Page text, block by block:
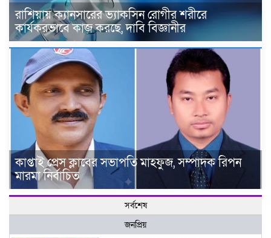
রাশিয়ায় ক্যানসারের ভ্যাকসিন রোগীর শরীরে
কার্যকরভাবে কাজ করছে, দাবি বিজ্ঞানীর
কাপ্তাই প্রেস ক্লাবের সভাপতি মাহফুজ, সম্পাদক রিপন
মারমা নির্বাচিত
সর্বশেষ
জনপ্রিয়